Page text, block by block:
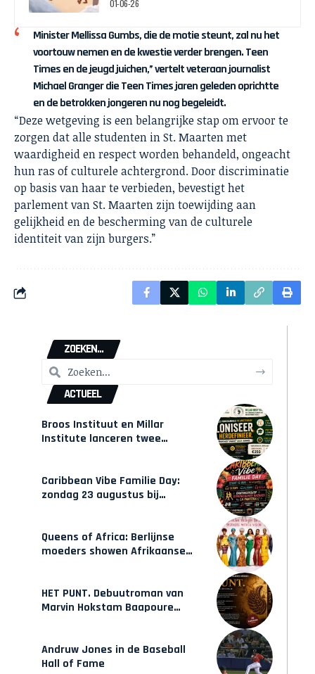
01-06-26
Minister Mellissa Gumbs, die de motie steunt, zal nu het
voortouw nemen en de kwestie verder brengen. Teen
Times en de jeugd juichen,” vertelt veteraan journalist
Michael Granger die Teen Times jaren geleden oprichtte
en de betrokken jongeren nu nog begeleidt.
“Deze wetgeving is een belangrijke stap om ervoor te
zorgen dat alle studenten in St. Maarten met
waardigheid en respect worden behandeld, ongeacht
hun ras of culturele achtergrond. Door discriminatie
op basis van haar te verbieden, bevestigt het
parlement van St. Maarten zijn toewijding aan
gelijkheid en de bescherming van de culturele
identiteit van zijn burgers.”
ZOEKEN...
ACTUEEL
Broos Instituut en Millar
Institute lanceren twee
Caribbean Vibe Familie Day:
zondag 23 augustus bij
Queens of Africa: Berlijnse
moeders showen Afrikaanse
HET PUNT. Debuutroman van
Marvin Hokstam Baapoure
Andruw Jones in de Baseball
Hall of Fame